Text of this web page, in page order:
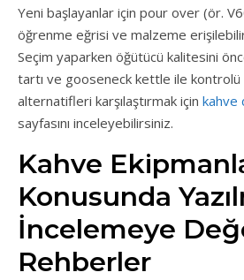
Yeni başlayanlar için pour over (ör.
öğrenme eğrisi ve malzeme
Seçim yaparken öğütücü kalitesini
tartı ve gooseneck kettle ile kontrolü
alternatifleri karşılaştırmak için kahve
sayfasını inceleyebilirsiniz.
Kahve
Konusunda
İncelemeye
Rehberler